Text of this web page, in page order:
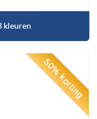
kleuren
50% korting